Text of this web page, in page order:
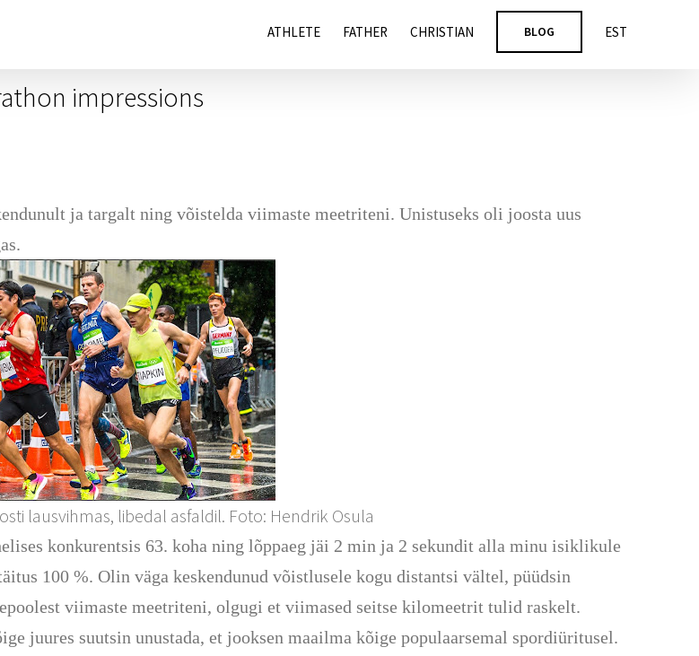
ATHLETE FATHER CHRISTIAN BLOG EST
impressions
ja targalt ning võistelda viimaste meetriteni. Unistuseks oli joosta uus
lausvihmas, libedal asfaldil. Foto: Hendrik Osula
konkurentsis 63. koha ning lõppaeg jäi 2 min ja 2 sekundit alla minu isiklikule
100 %. Olin väga keskendunud võistlusele kogu distantsi vältel, püüdsin
viimaste meetriteni, olgugi et viimased seitse kilomeetrit tulid raskelt.
juures suutsin unustada, et jooksen maailma kõige populaarsemal spordiüritusel.